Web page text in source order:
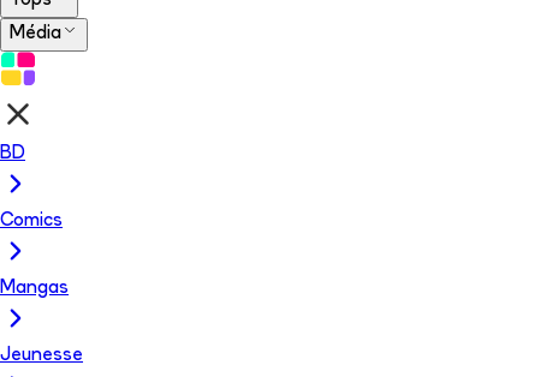
Média
BD
Comics
Mangas
Jeunesse